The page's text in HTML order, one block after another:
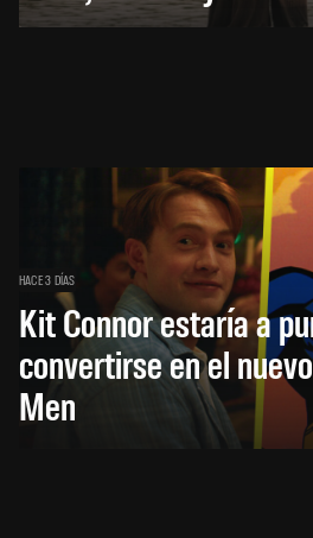
HACE 3 DÍAS
Kit Connor estaría a
convertirse en el
Men